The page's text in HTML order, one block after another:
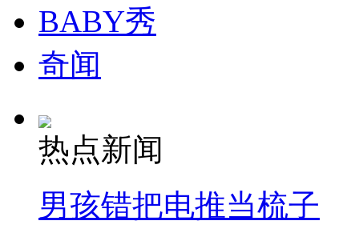
纽约上演“枕头大战”
BABY秀
奇闻
热点新闻
男孩错把电推当梳子